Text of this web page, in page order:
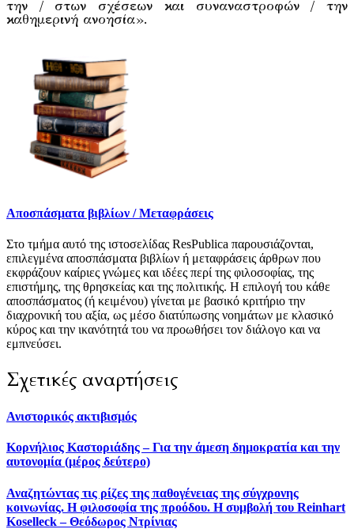
την / στων σχέσεων και συναναστροφών / την
καθημερινή ανοησία».
Αποσπάσματα βιβλίων / Μεταφράσεις
Στο τμήμα αυτό της ιστοσελίδας ResPublica παρουσιάζονται,
επιλεγμένα αποσπάσματα βιβλίων ή μεταφράσεις άρθρων που
εκφράζουν καίριες γνώμες και ιδέες περί της φιλοσοφίας, της
επιστήμης, της θρησκείας και της πολιτικής. Η επιλογή του κάθε
αποσπάσματος (ή κειμένου) γίνεται με βασικό κριτήριο την
διαχρονική του αξία, ως μέσο διατύπωσης νοημάτων με κλασικό
κύρος και την ικανότητά του να προωθήσει τον διάλογο και να
εμπνεύσει.
Σχετικές αναρτήσεις
Ανιστορικός ακτιβισμός
Κορνήλιος Καστοριάδης – Για την άμεση δημοκρατία και την
αυτονομία (μέρος δεύτερο)
Αναζητώντας τις ρίζες της παθογένειας της σύγχρονης
κοινωνίας. H φιλοσοφία της προόδου. Η συμβολή του Reinhart
Koselleck – Θεόδωρος Ντρίνιας